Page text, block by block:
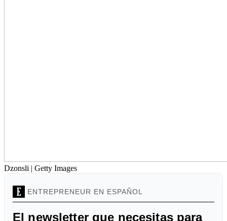
Dzonsli | Getty Images